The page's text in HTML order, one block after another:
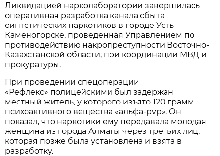
Ликвидацией нарколаборатории завершилась
оперативная разработка канала сбыта
синтетических наркотиков в городе Усть-
Каменогорске, проведенная Управлением по
противодействию накропреступности Восточно-
Казахстанской области, при координации МВД и
прокуратуры.
При проведении спецоперации
«Рефлекс» полицейскими был задержан
местный житель, у которого изъято 120 грамм
психоактивного вещества «альфа-pvp». Он
показал, что наркотики ему передавала молодая
женщина из города Алматы через третьих лиц,
которая позже была установлена и взята в
разработку.